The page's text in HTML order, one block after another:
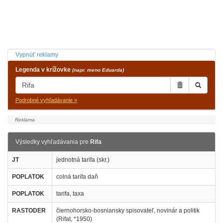
Vypnúť reklamy
Legenda v krížovke (napr. meno Eduarda)
Podrobné vyhľadávanie »
Výsledky vyhľadávania pre Rifa
JT jednotná tarifa (skr.)
POPLATOK colná tarifa daň
POPLATOK tarifa, taxa
RASTODER
čiernohorsko-bosniansky spisovateľ, novinár a politik
(Rifat, *1950)